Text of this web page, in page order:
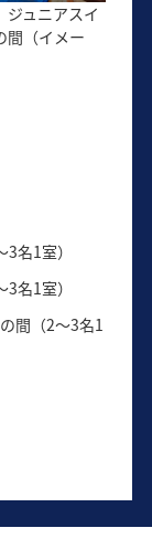
名1室）
名1室）
間（2～3名1
ュニアスイ
（イメー